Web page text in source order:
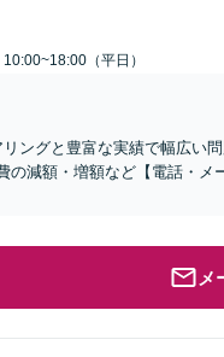
（平日）
ングと豊富な実績で幅広い
減額・増額など【電話・メ
メ